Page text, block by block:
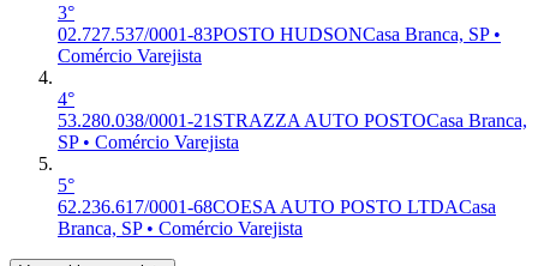
3°
02.727.537/0001-83POSTO HUDSONCasa Branca, SP •
Comércio Varejista
4°
53.280.038/0001-21 STRAZZA AUTO POSTOCasa Branca,
SP • Comércio Varejista
5°
62.236.617/0001-68COESA AUTO POSTO LTDACasa
Branca, SP • Comércio Varejista